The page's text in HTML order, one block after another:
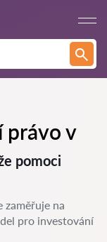
právo v
pomoci
zaměřuje na
pro investování